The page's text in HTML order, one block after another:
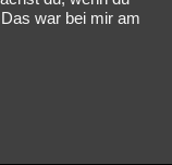
war bei mir am